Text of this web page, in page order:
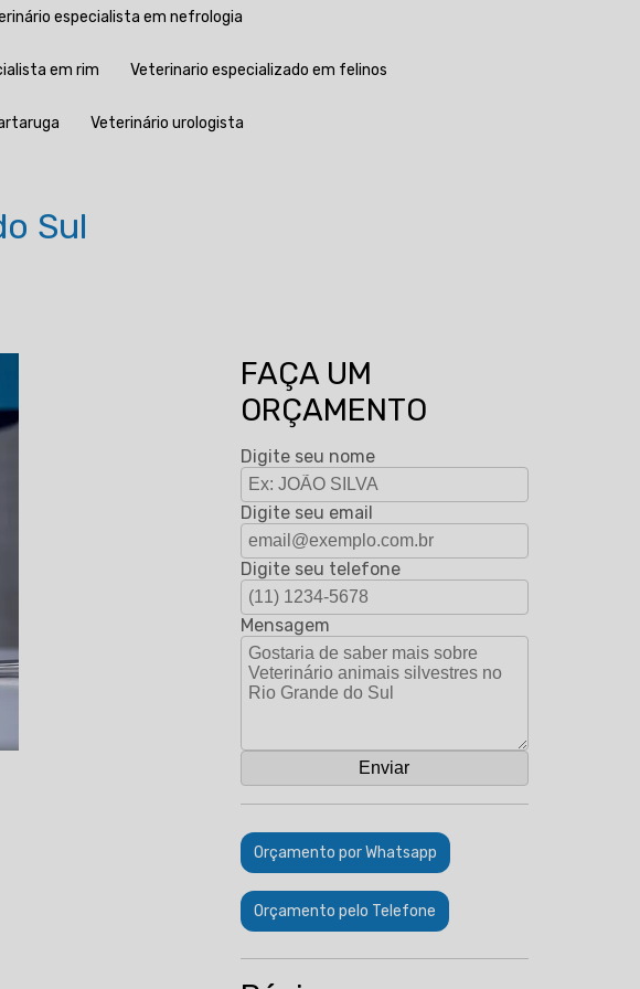
especialista em nefrologia
em rim Veterinario especializado em felinos
Veterinário urologista
Sul
FAÇA UM
ORÇAMENTO
Digite seu nome
Digite seu email
Digite seu telefone
Mensagem
Orçamento por Whatsapp
Orçamento pelo Telefone